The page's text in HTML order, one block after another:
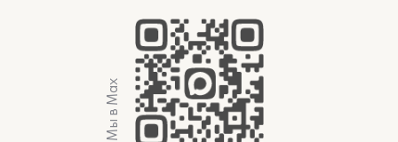
Мы в Max